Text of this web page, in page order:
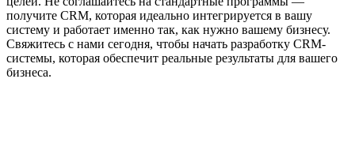
получите CRM, которая идеально интегрируется в вашу
систему и работает именно так, как нужно вашему бизнесу.
Свяжитесь с нами сегодня, чтобы начать разработку CRM-
системы, которая обеспечит реальные результаты для вашего
бизнеса.